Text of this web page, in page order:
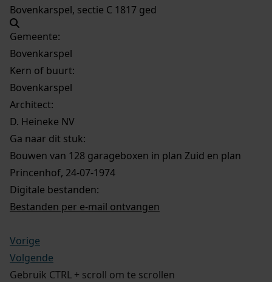
Bovenkarspel, sectie C 1817 ged
Gemeente:
Bovenkarspel
Kern of buurt:
Bovenkarspel
Architect:
D. Heineke NV
Ga naar dit stuk:
Bouwen van 128 garageboxen in plan Zuid en plan
Princenhof, 24-07-1974
Digitale bestanden:
Bestanden per e-mail ontvangen
Vorige
Volgende
Gebruik CTRL + scroll om te scrollen